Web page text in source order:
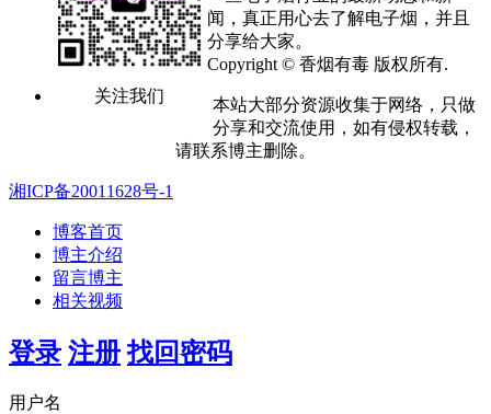
关注我们
闻，真正用心去了解电子烟，并且
分享给大家。
Copyright © 香烟有毒 版权所有.
本站大部分资源收集于网络，只做
分享和交流使用，如有侵权转载，
请联系博主删除。
湘ICP备20011628号-1
博客首页
博主介绍
留言博主
相关视频
登录 注册 找回密码
用户名